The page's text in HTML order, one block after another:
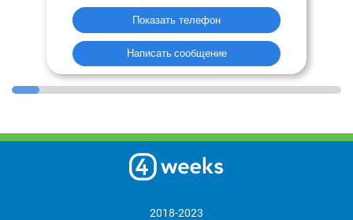
Показать телефон
Написать сообщение
2018-2023